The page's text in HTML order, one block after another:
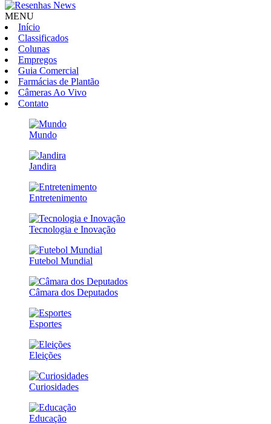
MENU
Início
Classificados
Colunas
Empregos
Guia Comercial
Farmácias de Plantão
Câmeras Ao Vivo
Contato
Mundo
Jandira
Entretenimento
Tecnologia e Inovação
Futebol Mundial
Câmara dos Deputados
Esportes
Eleições
Curiosidades
Educação